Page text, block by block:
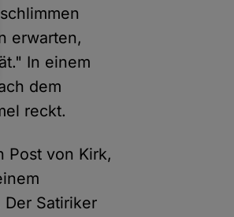
erwarten,
In einem
dem
reckt.
Post von Kirk,
Satiriker